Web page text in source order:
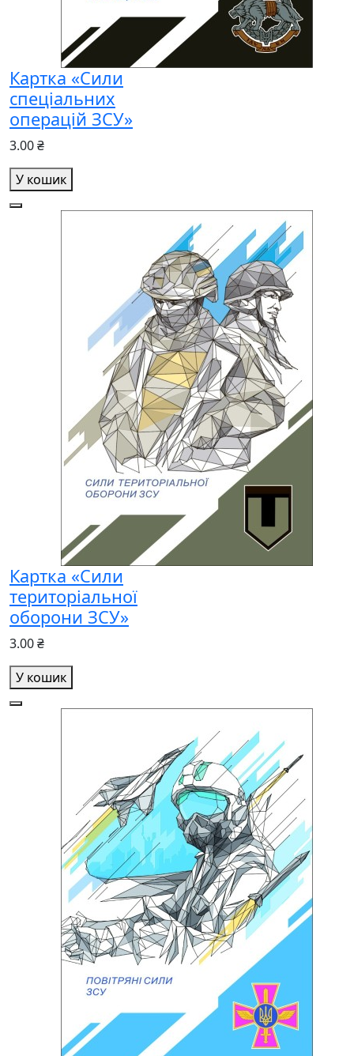
Картка «Сили
спеціальних
операцій ЗСУ»
3.00 ₴
У кошик
Картка «Сили
територіальної
оборони ЗСУ»
3.00 ₴
У кошик